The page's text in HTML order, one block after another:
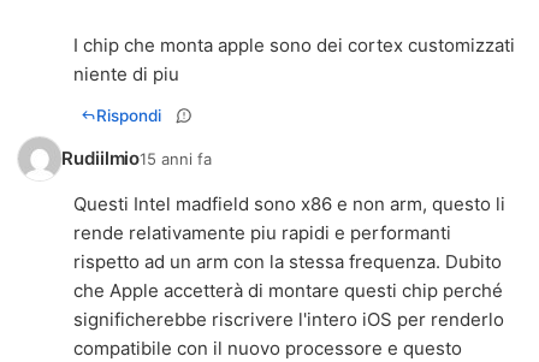
I chip che monta apple sono dei cortex customizzati
niente di piu
Rispondi
Rudiilmio15 anni fa
Questi Intel madfield sono x86 e non arm, questo li
rende relativamente piu rapidi e performanti
rispetto ad un arm con la stessa frequenza. Dubito
che Apple accetterà di montare questi chip perché
significherebbe riscrivere l'intero iOS per renderlo
compatibile con il nuovo processore e questo